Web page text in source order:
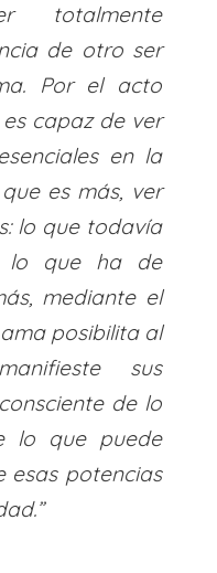
totalmente
de otro ser
Por el acto
capaz de ver
en la
es más, ver
lo que todavía
lo que ha de
mediante el
posibilita al
sus
de lo
lo que puede
esas potencias